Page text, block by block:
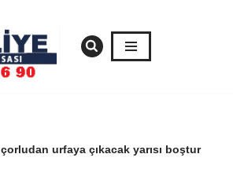
çorludan urfaya çıkacak yarısı boştur